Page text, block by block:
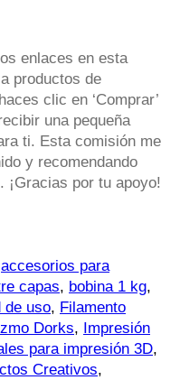
enlaces en esta
productos de
clic en ‘Comprar’
una pequeña
ti. Esta comisión me
y recomendando
¡Gracias por tu apoyo!
accesorios para
capas, bobina 1 kg,
de uso, Filamento
Dorks, Impresión
para impresión 3D,
Creativos,